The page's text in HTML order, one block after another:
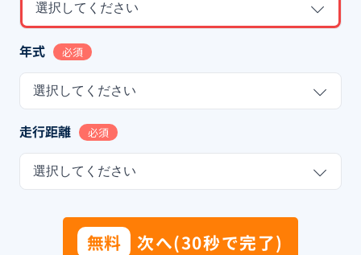
選択してください
年式 必須
選択してください
走行距離 必須
選択してください
無料 次へ(30秒で完了)